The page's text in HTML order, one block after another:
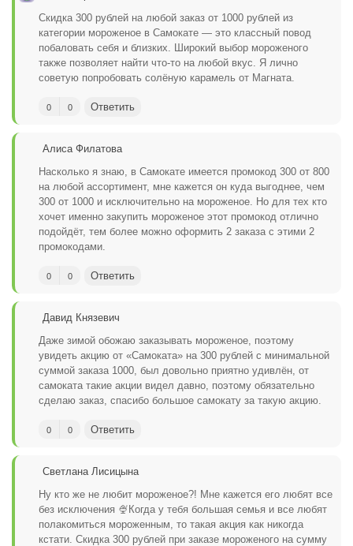
Скидка 300 рублей на любой заказ от 1000 рублей из
категории мороженое в Самокате — это классный повод
побаловать себя и близких. Широкий выбор мороженого
также позволяет найти что-то на любой вкус. Я лично
советую попробовать солёную карамель от Магната.
0 0 Ответить
Алиса Филатова
Насколько я знаю, в Самокате имеется промокод 300 от 800
на любой ассортимент, мне кажется он куда выгоднее, чем
300 от 1000 и исключительно на мороженое. Но для тех кто
хочет именно закупить мороженое этот промокод отлично
подойдёт, тем более можно оформить 2 заказа с этими 2
промокодами.
0 0 Ответить
Давид Князевич
Даже зимой обожаю заказывать мороженое, поэтому
увидеть акцию от «Самоката» на 300 рублей с минимальной
суммой заказа 1000, был довольно приятно удивлён, от
самоката такие акции видел давно, поэтому обязательно
сделаю заказ, спасибо большое самокату за такую акцию.
0 0 Ответить
Светлана Лисицына
Ну кто же не любит мороженое?! Мне кажется его любят все
без исключения 🍨Когда у тебя большая семья и все любят
полакомиться мороженным, то такая акция как никогда
кстати. Скидка 300 рублей при заказе мороженого на сумму